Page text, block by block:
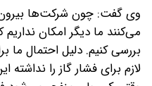
وی گفت: چون شرکت‌ها بیرون
می‌کنند ما دیگر امکان
بررسی کنیم. دلیل احتمال ما
لازم برای فشار گاز را